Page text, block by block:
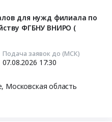
для нужд филиала по
ФГБНУ ВНИРО (
Подача заявок до (МСК)
07.08.2026 17:30
Московская область